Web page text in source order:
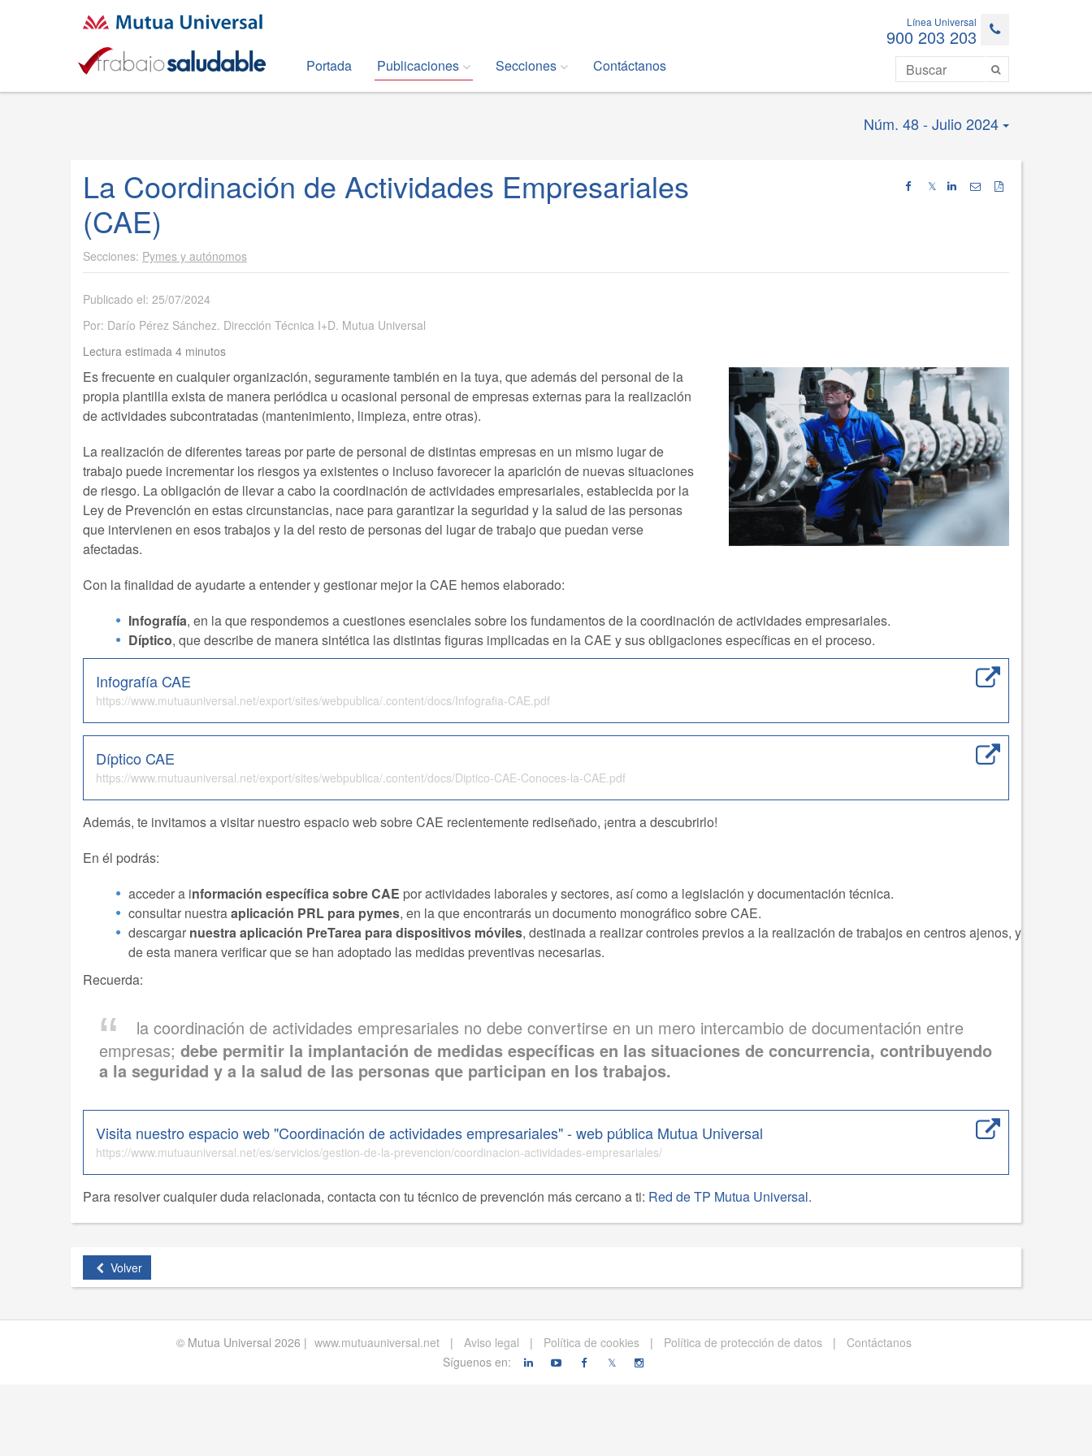
Línea Universal
900 203 203
Portada Publicaciones Secciones Contáctanos
Núm. 48 - Julio 2024
𝕏
La Coordinación de Actividades Empresariales
(CAE)
Pymes y autónomos
Publicado el: 25/07/2024
Por: Darío Pérez Sánchez. Dirección Técnica I+D. Mutua Universal
Lectura estimada 4 minutos
Es frecuente en cualquier organización, seguramente también en la tuya, que además del personal de la
propia plantilla exista de manera periódica u ocasional personal de empresas externas para la realización
de actividades subcontratadas (mantenimiento, limpieza, entre otras).
La realización de diferentes tareas por parte de personal de distintas empresas en un mismo lugar de
trabajo puede incrementar los riesgos ya existentes o incluso favorecer la aparición de nuevas situaciones
de riesgo. La obligación de llevar a cabo la coordinación de actividades empresariales, establecida por la
Ley de Prevención en estas circunstancias, nace para garantizar la seguridad y la salud de las personas
que intervienen en esos trabajos y la del resto de personas del lugar de trabajo que puedan verse
afectadas.
Con la finalidad de ayudarte a entender y gestionar mejor la CAE hemos elaborado:
Infografía, en la que respondemos a cuestiones esenciales sobre los fundamentos de la coordinación de actividades empresariales.
Díptico, que describe de manera sintética las distintas figuras implicadas en la CAE y sus obligaciones específicas en el proceso.
Infografía CAE
https://www.mutuauniversal.net/export/sites/webpublica/.content/docs/Infografia-CAE.pdf
Díptico CAE
https://www.mutuauniversal.net/export/sites/webpublica/.content/docs/Diptico-CAE-Conoces-la-CAE.pdf
Además, te invitamos a visitar nuestro espacio web sobre CAE recientemente rediseñado, ¡entra a descubrirlo!
En él podrás:
acceder a información específica sobre CAE por actividades laborales y sectores, así como a legislación y documentación técnica.
consultar nuestraaplicación PRL para pymes, en la que encontrarás un documento monográfico sobre CAE.
descargar nuestra aplicación PreTarea para dispositivos móviles, destinada a realizar controles previos a la realización de trabajos en centros ajenos, y
de esta manera verificar que se han adoptado las medidas preventivas necesarias.
Recuerda:
la coordinación de actividades empresariales no debe convertirse en un mero intercambio de documentación entre
empresas; debe permitir la implantación de medidas específicas en las situaciones de concurrencia, contribuyendo
a la seguridad y a la salud de las personas que participan en los trabajos.
Visita nuestro espacio web "Coordinación de actividades empresariales" - web pública Mutua Universal
https://www.mutuauniversal.net/es/servicios/gestion-de-la-prevencion/coordinacion-actividades-empresariales/
Para resolver cualquier duda relacionada, contacta con tu técnico de prevención más cercano a ti: Red de TP Mutua Universal.
Volver
© Mutua Universal 2026 | www.mutuauniversal.net | Aviso legal | Política de cookies | Política de protección de datos |
Contáctanos
Síguenos en:
𝕏